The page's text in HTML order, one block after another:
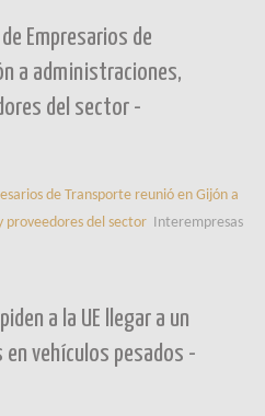
Empresarios de
a administraciones,
del sector -
de Transporte reunió en Gijón a
proveedores del sector
Interempresas
a la UE llegar a un
vehículos pesados -